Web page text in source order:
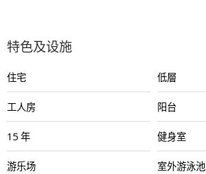
特色及设施
住宅 低層
工人房 阳台
15 年 健身室
游乐场 室外游泳池